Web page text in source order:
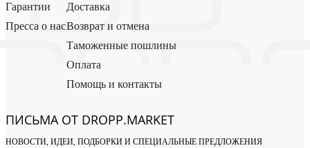
Гарантии
Пресса о нас
Доставка
Возврат и отмена
Таможенные пошлины
Оплата
Помощь и контакты
ПИСЬМА ОТ DROPP.MARKET
НОВОСТИ, ИДЕИ, ПОДБОРКИ И СПЕЦИАЛЬНЫЕ ПРЕДЛОЖЕНИЯ